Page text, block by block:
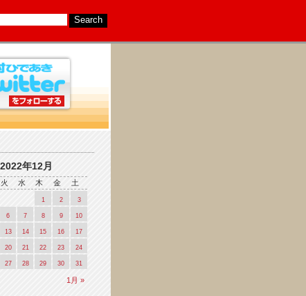
2022年12月
火 水 木 金 土
1月 »
1 2 3
6 7 8 9 10
13 14 15 16 17
20 21 22 23 24
27 28 29 30 31